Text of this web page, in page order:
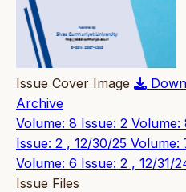
Issue Cover Image
Archive
Volume: 8 Issue: 2 Volume:
Issue: 2 , 12/30/25 Volume:
Volume: 6 Issue: 2 , 12/31/
Issue Files